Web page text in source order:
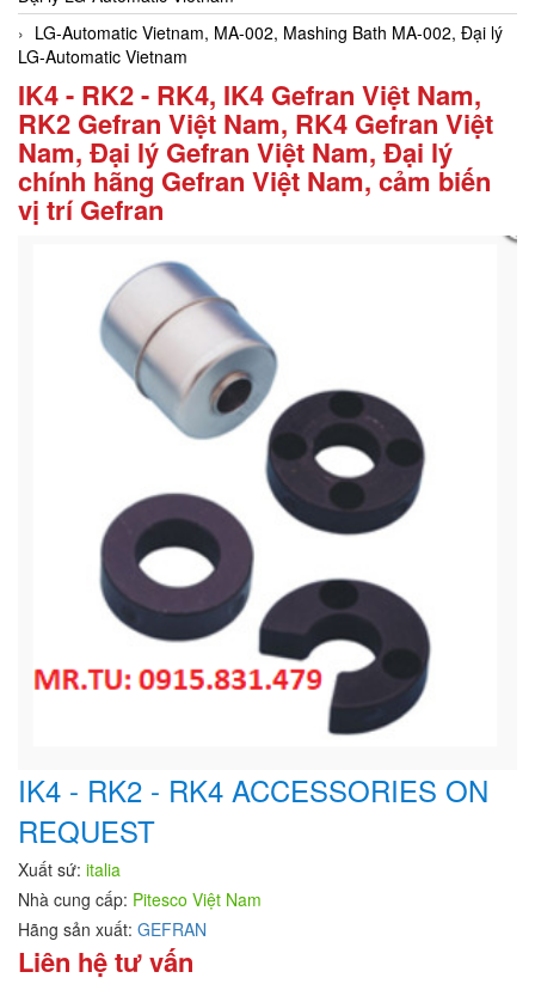
LG-Automatic Vietnam, MA-002, Mashing Bath MA-002, Đại lý
LG-Automatic Vietnam
IK4 - RK2 - RK4, IK4 Gefran Việt Nam,
RK2 Gefran Việt Nam, RK4 Gefran Việt
Nam, Đại lý Gefran Việt Nam, Đại lý
chính hãng Gefran Việt Nam, cảm biến
vị trí Gefran
IK4 - RK2 - RK4 ACCESSORIES ON
REQUEST
Xuất sứ: italia
Nhà cung cấp: Pitesco Việt Nam
Hãng sản xuất: GEFRAN
Liên hệ tư vấn